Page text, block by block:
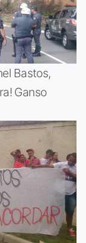
Bastos,
Ganso